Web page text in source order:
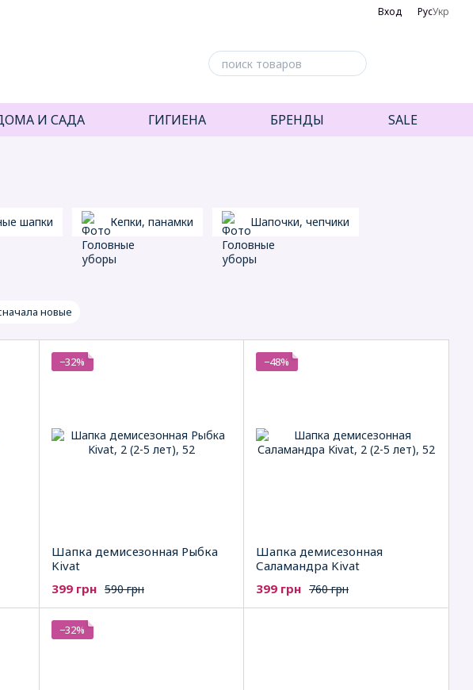
Вход РусУкр
И САДА ГИГИЕНА БРЕНДЫ SALE
шапки Кепки, панамки Шапочки, чепчики
новые
−32%
Шапка демисезонная Рыбка
Kivat
590 грн
399 грн
−48%
Шапка демисезонная
Саламандра Kivat
760 грн
399 грн
−32%